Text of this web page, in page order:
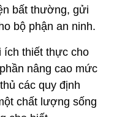
bất thường, gửi
bộ phận an ninh.
ích thiết thực cho
nâng cao mức
các quy định
chất lượng sống